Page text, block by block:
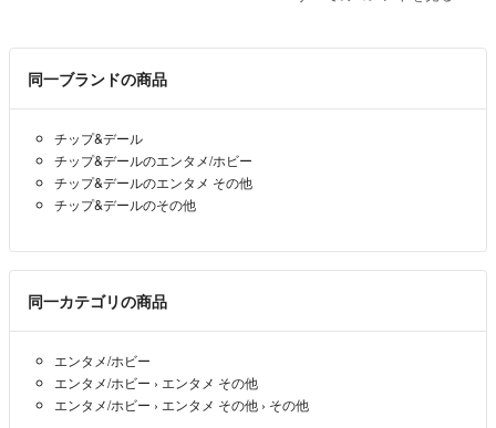
ピース自体に汚れや破損はありますか？
あと現物の写真があればみたいです。
えりか - 約3年前
同一ブランドの商品
チップ&デール
チップ&デールのエンタメ/ホビー
チップ&デールのエンタメ その他
チップ&デールのその他
同一カテゴリの商品
エンタメ/ホビー
エンタメ/ホビー › エンタメ その他
エンタメ/ホビー › エンタメ その他 › その他